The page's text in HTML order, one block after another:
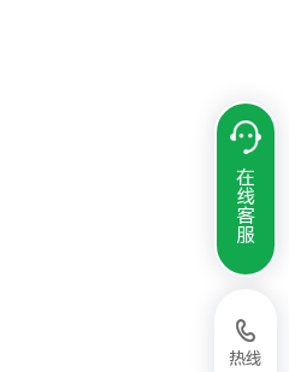
在
线
客
服
热线